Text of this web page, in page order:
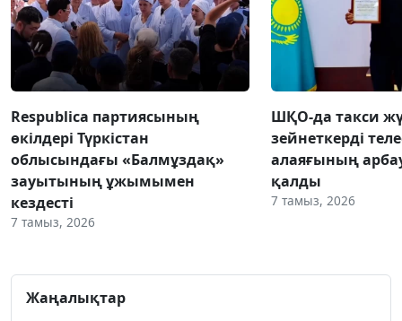
Respublica партиясының
өкілдері Түркістан
облысындағы «Балмұздақ»
зауытының ұжымымен
кездесті
7 тамыз, 2026
ШҚО-да такси
зейнеткерді
алаяғының
қалды
7 тамыз, 2026
Жаңалықтар